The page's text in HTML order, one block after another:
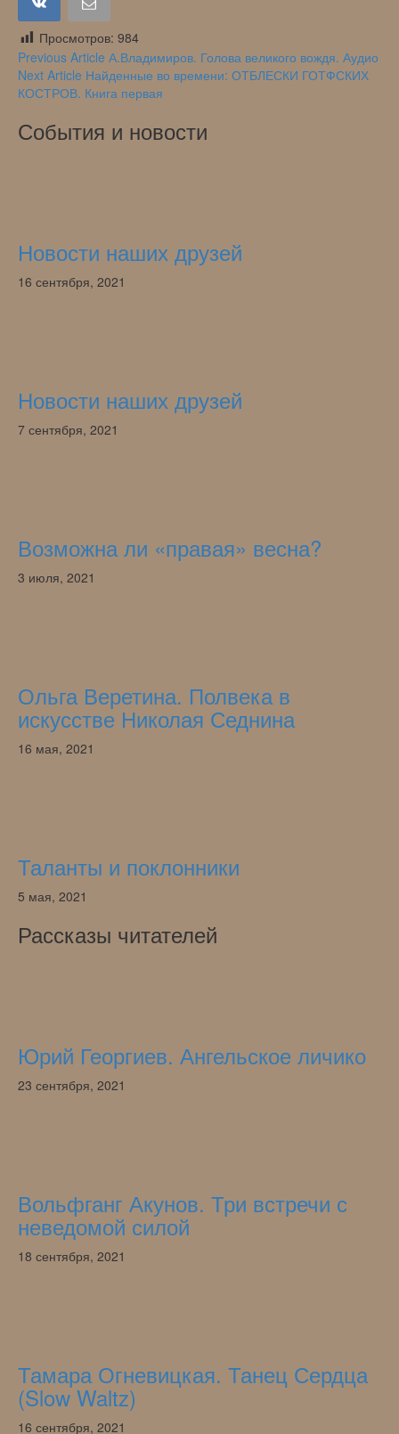
Просмотров: 984
Навигация
по
записям
Previous Article А.Владимиров. Голова великого вождя. Аудио
Next Article Найденные во времени: ОТБЛЕСКИ ГОТФСКИХ
КОСТРОВ. Книга первая
События и новости
Новости наших друзей
16 сентября, 2021
Новости наших друзей
7 сентября, 2021
Возможна ли «правая» весна?
3 июля, 2021
Ольга Веретина. Полвека в
искусстве Николая Седнина
16 мая, 2021
Таланты и поклонники
5 мая, 2021
Рассказы читателей
Юрий Георгиев. Ангельское личико
23 сентября, 2021
Вольфганг Акунов. Три встречи с
неведомой силой
18 сентября, 2021
Тамара Огневицкая. Танец Сердца
(Slow Waltz)
16 сентября, 2021